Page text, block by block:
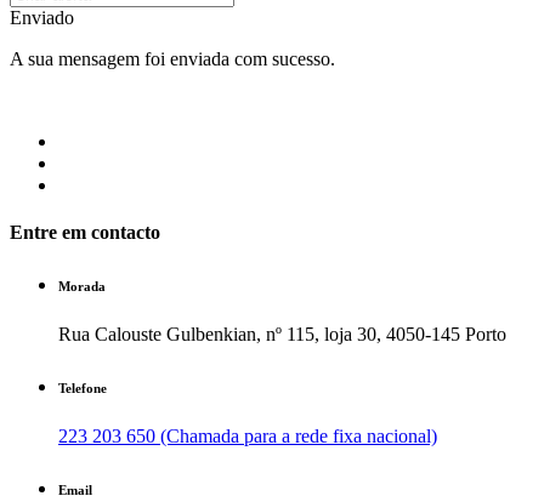
Enviado
A sua mensagem foi enviada com sucesso.
Entre em contacto
Morada
Rua Calouste Gulbenkian, nº 115, loja 30, 4050-145 Porto
Telefone
223 203 650 (Chamada para a rede fixa nacional)
Email